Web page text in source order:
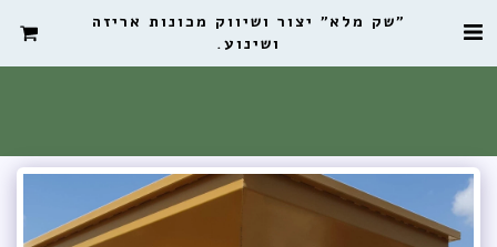
"שק מלא" יצור ושיווק מכונות אריזה
ושינוע.